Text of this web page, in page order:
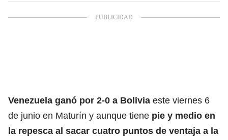
Venezuela ganó por 2-0 a Bolivia este viernes 6
de junio en Maturín y aunque tiene pie y medio en
la repesca al sacar cuatro puntos de ventaja a la